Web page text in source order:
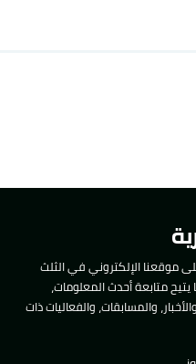
موقعنا الإلكتروني في الثلث
متابعة أحدث المعلومات،
والمسابقات، والفعاليات ذات